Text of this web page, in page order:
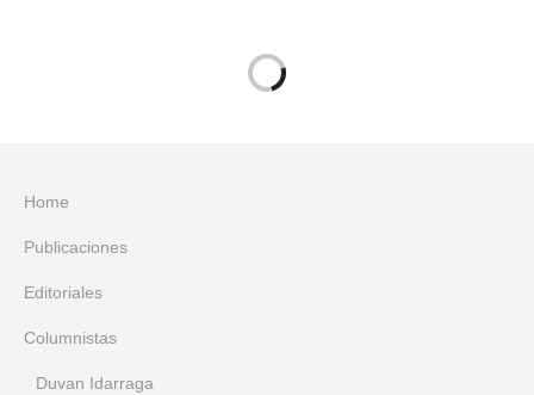
Home
Publicaciones
Editoriales
Columnistas
Duvan Idarraga